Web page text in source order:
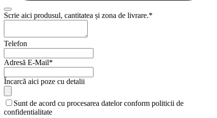
Email
Scrie aici produsul, cantitatea și zona de livrare.*
Telefon
Adresă E-Mail*
Încarcă aici poze cu detalii
Sunt de acord cu procesarea datelor conform politicii de
confidentialitate